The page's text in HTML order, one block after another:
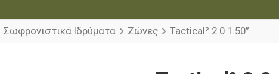
Σωφρονιστικά Ιδρύματα Ζώνες Tactical² 2.0 1.50”